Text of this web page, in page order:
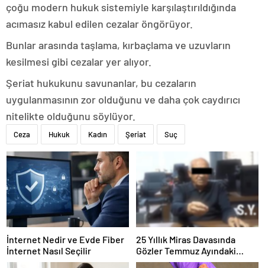
çoğu modern hukuk sistemiyle karşılaştırıldığında
acımasız kabul edilen cezalar öngörüyor.
Bunlar arasında taşlama, kırbaçlama ve uzuvların
kesilmesi gibi cezalar yer alıyor.
Şeriat hukukunu savunanlar, bu cezaların
uygulanmasının zor olduğunu ve daha çok caydırıcı
nitelikte olduğunu söylüyor.
Ceza Hukuk Kadın Şeriat Suç
İnternet Nedir ve Evde Fiber
İnternet Nasıl Seçilir
25 Yıllık Miras Davasında
Gözler Temmuz Ayındaki
Karar Duruşmasına Çevrildi